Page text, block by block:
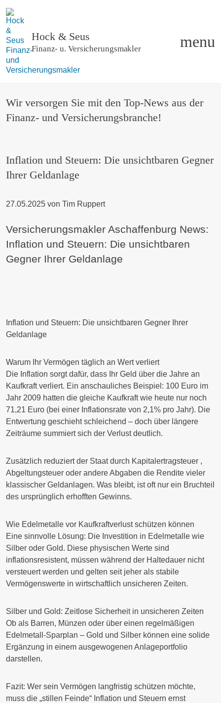
Hock & Seus
Finanz- u. Versicherungsmakler menu
Wir versorgen Sie mit den Top-News aus der
Finanz- und Versicherungsbranche!
Inflation und Steuern: Die unsichtbaren Gegner
Ihrer Geldanlage
27.05.2025 von Tim Ruppert
Versicherungsmakler Aschaffenburg News:
Inflation und Steuern: Die unsichtbaren
Gegner Ihrer Geldanlage
Inflation und Steuern: Die unsichtbaren Gegner Ihrer
Geldanlage
Warum Ihr Vermögen täglich an Wert verliert
Die Inflation sorgt dafür, dass Ihr Geld über die Jahre an
Kaufkraft verliert. Ein anschauliches Beispiel: 100 Euro im
Jahr 2009 hatten die gleiche Kaufkraft wie heute nur noch
71,21 Euro (bei einer Inflationsrate von 2,1% pro Jahr). Die
Entwertung geschieht schleichend – doch über längere
Zeiträume summiert sich der Verlust deutlich.
Zusätzlich reduziert der Staat durch Kapitalertragsteuer ,
Abgeltungsteuer oder andere Abgaben die Rendite vieler
klassischer Geldanlagen. Was bleibt, ist oft nur ein Bruchteil
des ursprünglich erhofften Gewinns.
Wie Edelmetalle vor Kaufkraftverlust schützen können
Eine sinnvolle Lösung: Die Investition in Edelmetalle wie
Silber oder Gold. Diese physischen Werte sind
inflationsresistent, müssen während der Haltedauer nicht
versteuert werden und gelten seit jeher als stabile
Vermögenswerte in wirtschaftlich unsicheren Zeiten.
Silber und Gold: Zeitlose Sicherheit in unsicheren Zeiten
Ob als Barren, Münzen oder über einen regelmäßigen
Edelmetall-Sparplan – Gold und Silber können eine solide
Ergänzung in einem ausgewogenen Anlageportfolio
darstellen.
Fazit: Wer sein Vermögen langfristig schützen möchte,
muss die „stillen Feinde“ Inflation und Steuern ernst